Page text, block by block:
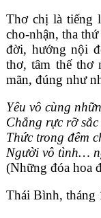
Thơ chị là tiếng
cho-nhận, tha
đời, hướng nội
thơ, tâm thế thơ
mãn, đúng như
Yêu vô cùng
Chẳng rực rỡ
Thức trong đêm
Người vô tình…
(Những đóa hoa
Thái Bình, tháng